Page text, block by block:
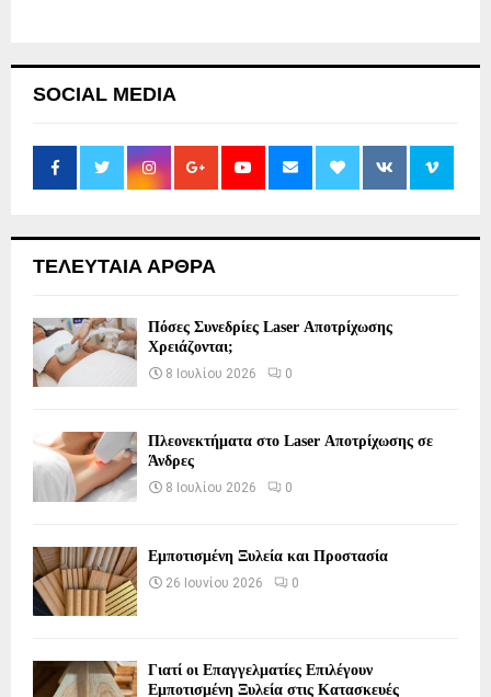
SOCIAL MEDIA
ΤΕΛΕΥΤΑΙΑ ΑΡΘΡΑ
Πόσες Συνεδρίες Laser Αποτρίχωσης
Χρειάζονται;
8 Ιουλίου 2026 0
Πλεονεκτήματα στο Laser Αποτρίχωσης σε
Άνδρες
8 Ιουλίου 2026 0
Εμποτισμένη Ξυλεία και Προστασία
26 Ιουνίου 2026 0
Γιατί οι Επαγγελματίες Επιλέγουν
Εμποτισμένη Ξυλεία στις Κατασκευές